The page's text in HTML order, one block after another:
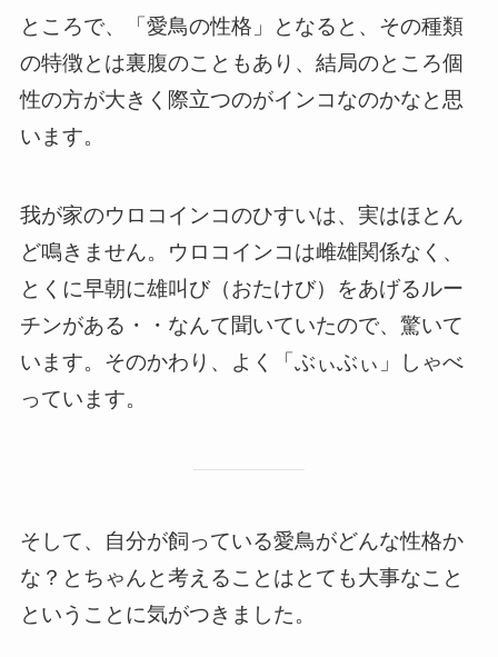
ところで、「愛鳥の性格」となると、その種類
の特徴とは裏腹のこともあり、結局のところ個
性の方が大きく 際立つのがインコなのかなと思
います。
我が家のウロコインコのひすいは、実はほとん
ど鳴きません。ウロコインコは雌雄関係なく、
とくに早朝に雄叫び（おたけび）をあげるルー
チンがある・・なんて聞いていたので、驚いて
います。そのかわり、よく「ぶぃぶぃ」しゃべ
っています。
そして、 自分が飼っている愛鳥がどんな性格か
な？とちゃんと考えることはとても大事なこと
ということに気がつきました。